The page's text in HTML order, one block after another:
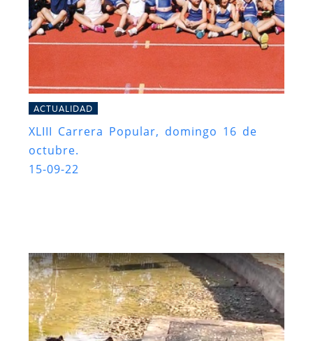
ACTUALIDAD
XLIII Carrera Popular, domingo 16 de
octubre.
15-09-22